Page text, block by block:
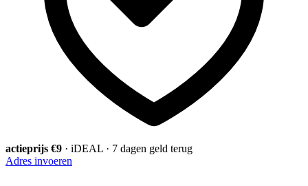
actieprijs €9 · iDEAL · 7 dagen geld terug
Adres invoeren